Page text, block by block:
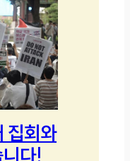
집회와
다!